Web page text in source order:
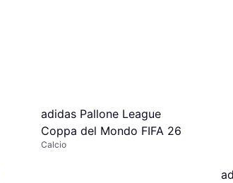
adidas Pallone League
Coppa del Mondo FIFA 26
Calcio